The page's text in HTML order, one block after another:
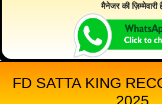
मैनेजर की ज़िम्मेवारी
FD SATTA KING
2025